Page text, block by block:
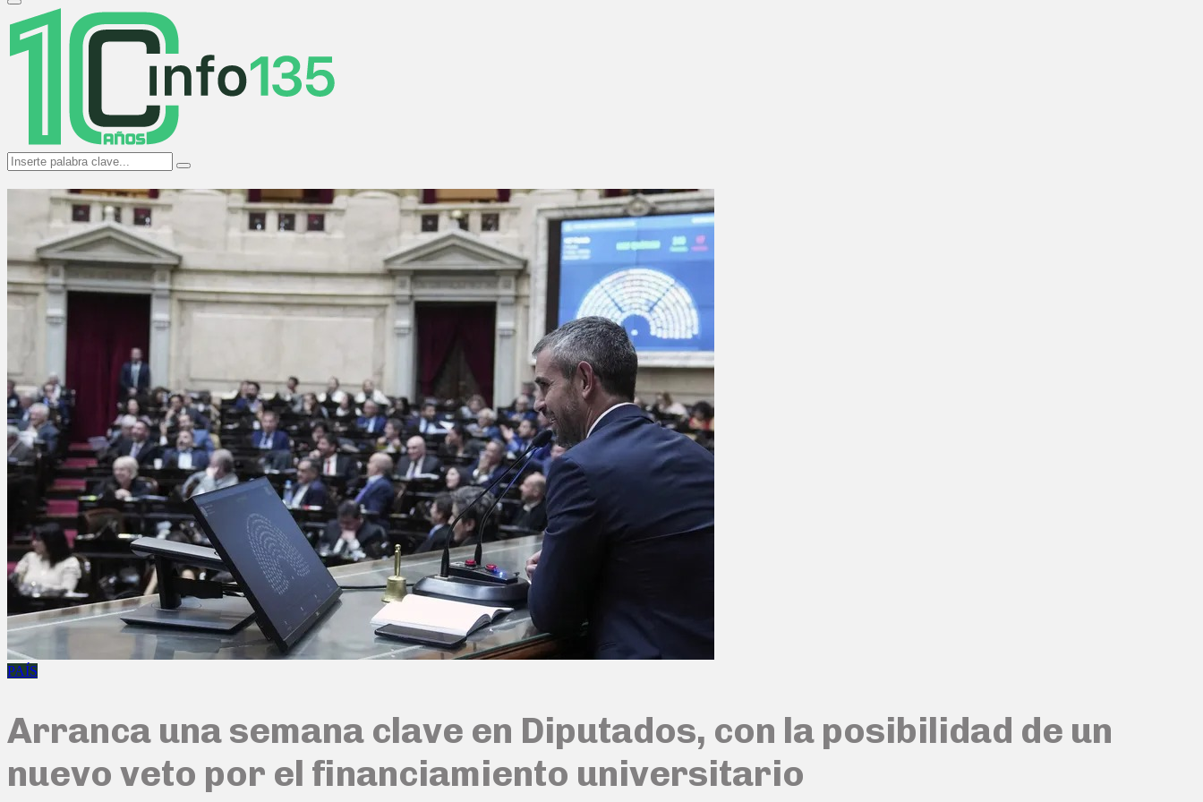
Primary
Menu
Search
for:
Search
PAÍS
Arranca una semana clave en Diputados, con la posibilidad de un
nuevo veto por el financiamiento universitario